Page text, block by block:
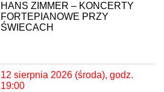
HANS ZIMMER – KONCERTY
FORTEPIANOWE PRZY
ŚWIECACH
12 sierpnia 2026 (środa), godz.
19:00